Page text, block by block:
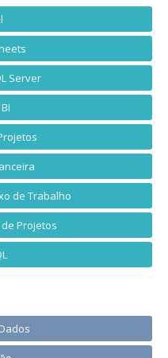
Server
de Trabalho
Projetos